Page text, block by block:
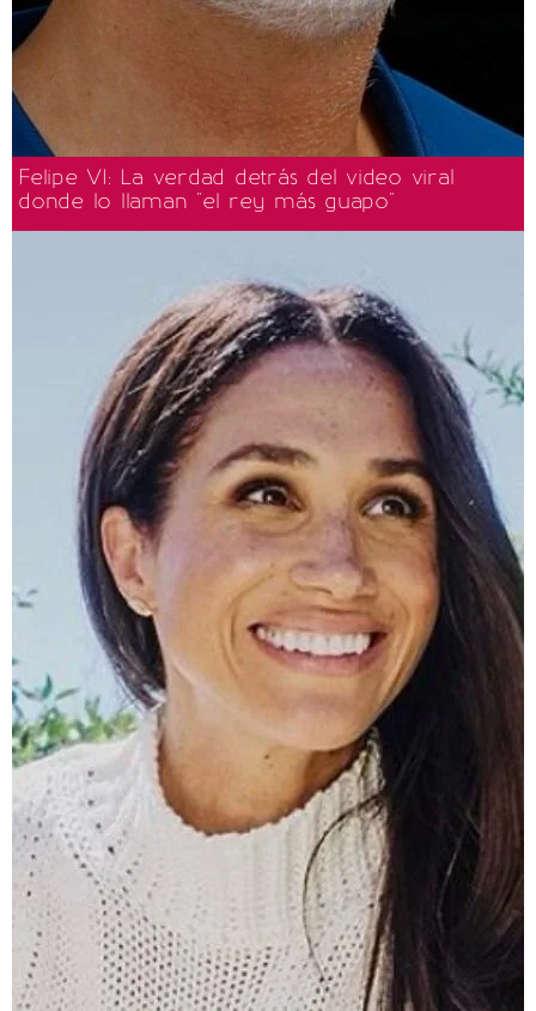
Felipe VI: La verdad detrás del video viral
donde lo llaman "el rey más guapo"